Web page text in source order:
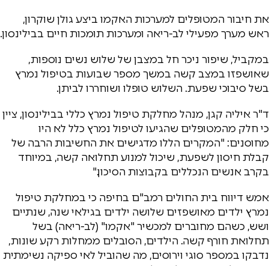
את חיבור המטופלים למערכות האקמו ביצע גולן שוקרון,
ראש מערך מפעילי לב-ריאה ומערכות תומכות חיים בבילינסון.
במקביל, שיפור ניכר חל במצבן של שלוש נשים נוספות,
שאושפזו במצב קשה במשך מספר שבועות בטיפול נמרץ
בשל סיבוכי שפעת. השלוש טופלו ושוחררו לביתן.
ד"ר איליה קגן, מנהל מחלקת טיפול נמרץ כללי בבילינסון, ציין
כי חלק מהמטופלים שהגיעו לטיפול נמרץ כלל לא היו
מחוסנים: "המקרים הללו מדגישים את החשיבות הרבה של
קבלת חיסון לשפעת, שיכול למנוע תחלואה קשה, במיוחד
בקרב אנשים הנכללים בקבוצות הסיכון."
אמש דיווח בית החולים רמב"ם בחיפה כי במחלקת טיפול
נמרץ ילדים מאושפזים שלושה ילדים בגילאי שנה, שנתיים
ושש, כשהם מחוברים למכשיר "אקמו" (לב-ריאה) בשל
תחלואת חורף קשה. הילדים, הסובלים ממחלות רקע שונות,
נדבקו במספר סוגי וירוסים, מה שהוביל לאי ספיקה נשימתית